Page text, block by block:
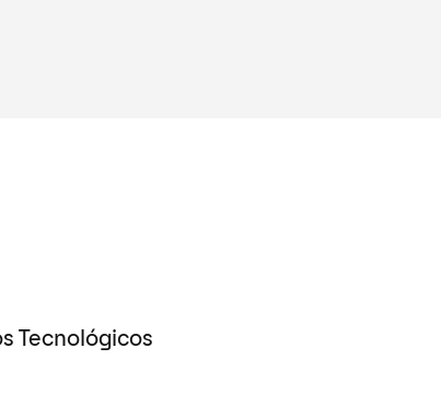
Tecnológicos